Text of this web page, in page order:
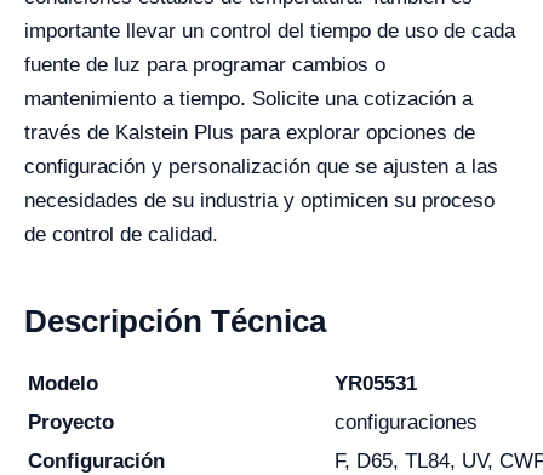
importante llevar un control del tiempo de uso de cada
fuente de luz para programar cambios o
mantenimiento a tiempo. Solicite una cotización a
través de Kalstein Plus para explorar opciones de
configuración y personalización que se ajusten a las
necesidades de su industria y optimicen su proceso
de control de calidad.
Descripción Técnica
Modelo
YR05531
Proyecto
configuraciones
Configuración
F, D65, TL84, UV,